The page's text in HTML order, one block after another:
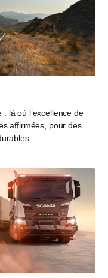
là où l’excellence de
affirmées, pour des